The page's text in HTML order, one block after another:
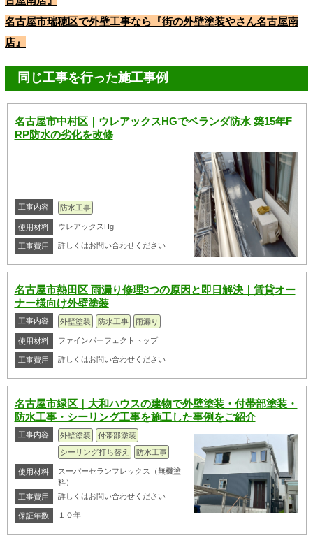
名古屋市瑞穂区で外壁工事なら『街の外壁塗装やさん名古屋南
店』
同じ工事を行った施工事例
名古屋市中村区｜ウレアックスHGでベランダ防水 築15年F
RP防水の劣化を改修
工事内容 防水工事
使用材料 ウレアックスHg
工事費用 詳しくはお問い合わせください
名古屋市熱田区 雨漏り修理3つの原因と即日解決｜賃貸オー
ナー様向け外壁塗装
工事内容 外壁塗装 防水工事 雨漏り
使用材料 ファインパーフェクトトップ
工事費用 詳しくはお問い合わせください
名古屋市緑区｜大和ハウスの建物で外壁塗装・付帯部塗装・
防水工事・シーリング工事を施工した事例をご紹介
工事内容 外壁塗装
付帯部塗装
シーリング打ち替え
防水工事
使用材料
スーパーセランフレックス（無機塗
料）
工事費用
詳しくはお問い合わせください
保証年数 １０年